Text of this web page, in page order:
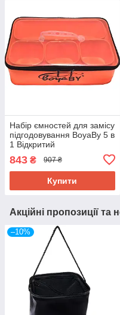
Набір ємностей для замісу
підгодовування BoyaBy 5 в
1 Відкритий
843 ₴ 907 ₴
Купити
Акційні пропозиції та
–10%